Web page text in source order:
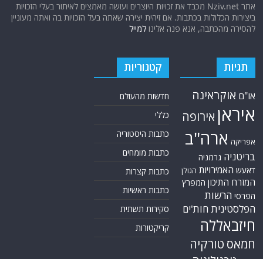
אתר Nziv.net מכבד את זכויות היוצרים ועושה מאמצים לאיתור בעלי הזכויות
ביצירות הכלולות בכתבות. אם זיהית יצירה שאתה בעל הזכויות בה ואתה מעוניין
להסירה מהכתבה, אנא פנה אלינולמייל
תגיות
או"ם אוקראינה
איראן אירופה
אפריקה ארה"ב
בריטניה גרמניה
דאעש האמירויות הגולן
המזרח התיכון המפרץ
הפרסי הרשות
הפלסטינית חות'ים
חיזבאללה
חמאס טורקיה
קטגוריות
חדשות מהעולם
כללי
כתבות היסטוריה
כתבות מומחים
כתבות קצרות
כתבות ראשיות
סקירות תשתית
קריקטורות